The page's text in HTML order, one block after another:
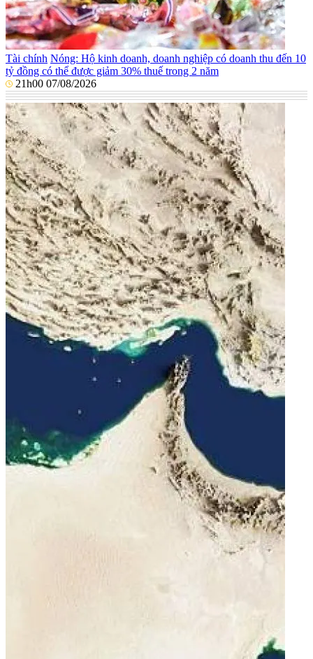
Tài chính Nóng: Hộ kinh doanh, doanh nghiệp có doanh thu đến 10
tỷ đồng có thể được giảm 30% thuế trong 2 năm
21h00 07/08/2026